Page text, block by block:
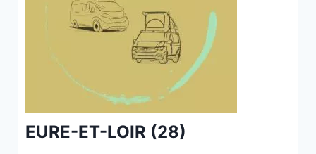
EURE-ET-LOIR (28)